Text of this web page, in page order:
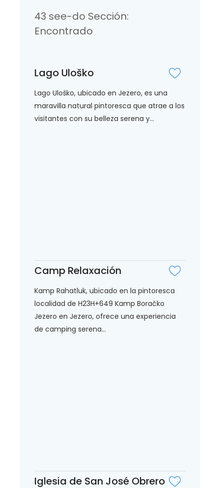
43 see-do Sección:
Encontrado
Lago Uloško
Lago Uloško, ubicado en Jezero, es una
maravilla natural pintoresca que atrae a los
visitantes con su belleza serena y...
Camp Relaxación
Kamp Rahatluk, ubicado en la pintoresca
localidad de H23H+649 Kamp Boračko
Jezero en Jezero, ofrece una experiencia
de camping serena...
Iglesia de San José Obrero